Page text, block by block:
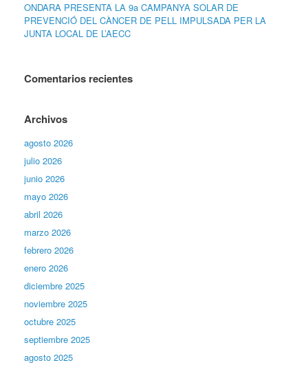
ONDARA PRESENTA LA 9a CAMPANYA SOLAR DE
PREVENCIÓ DEL CÀNCER DE PELL IMPULSADA PER LA
JUNTA LOCAL DE L’AECC
Comentarios recientes
Archivos
agosto 2026
julio 2026
junio 2026
mayo 2026
abril 2026
marzo 2026
febrero 2026
enero 2026
diciembre 2025
noviembre 2025
octubre 2025
septiembre 2025
agosto 2025